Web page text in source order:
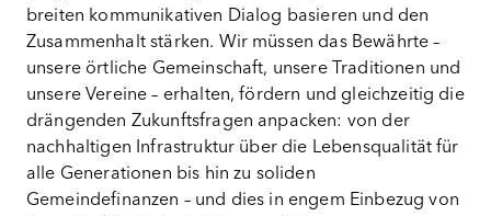
breiten kommunikativen Dialog basieren und den
Zusammenhalt stärken. Wir müssen das Bewährte –
unsere örtliche Gemeinschaft, unsere Traditionen und
unsere Vereine – erhalten, fördern und gleichzeitig die
drängenden Zukunftsfragen anpacken: von der
nachhaltigen Infrastruktur über die Lebensqualität für
alle Generationen bis hin zu soliden
Gemeindefinanzen – und dies in engem Einbezug von